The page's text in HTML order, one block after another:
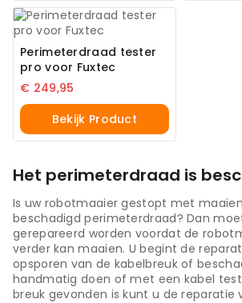
Perimeterdraad tester
pro voor Fuxtec
€ 249,95
Bekijk Product
Het perimeterdraad is
Is uw robotmaaier gestopt met
beschadigd perimeterdraad? Dan
gerepareerd worden voordat de
verder kan maaien. U begint de
opsporen van de kabelbreuk of
handmatig doen of met een kabel
breuk gevonden is kunt u de reparatie